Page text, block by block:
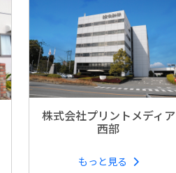
株式会社プリントメディア
西部
もっと見る